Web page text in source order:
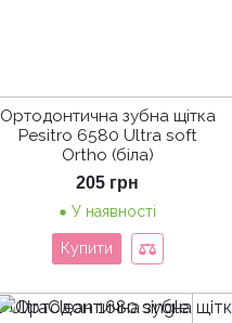
Ортодонтична зубна щітка
Pesitro 6580 Ultra soft
Ortho (біла)
205 грн
У наявності
Купити